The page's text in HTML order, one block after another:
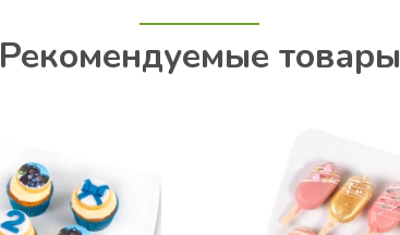
Рекомендуемые товары